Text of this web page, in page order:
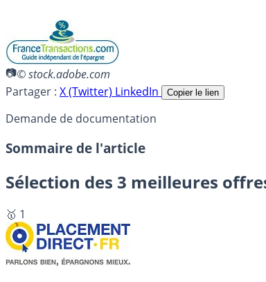
© stock.adobe.com
Partager : X (Twitter) LinkedIn Copier le lien
Demande de documentation
Sommaire de l'article
Sélection des 3 meilleures
🥇 1